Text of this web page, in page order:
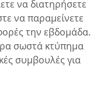
να διατηρήσετε
να παραμείνετε
την εβδομάδα.
σωστά κτύπημα
συμβουλές για